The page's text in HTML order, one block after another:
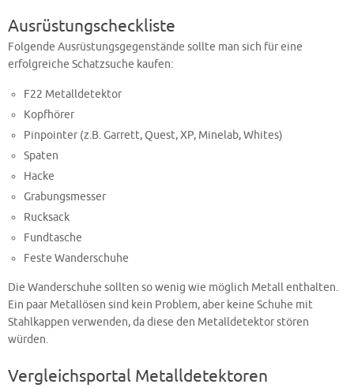
Ausrüstungscheckliste
Folgende Ausrüstungsgegenstände sollte man sich für eine
erfolgreiche Schatzsuche kaufen:
F22 Metalldetektor
Kopfhörer
Pinpointer (z.B. Garrett, Quest, XP, Minelab, Whites)
Spaten
Hacke
Grabungsmesser
Rucksack
Fundtasche
Feste Wanderschuhe
Die Wanderschuhe sollten so wenig wie möglich Metall enthalten.
Ein paar Metallösen sind kein Problem, aber keine Schuhe mit
Stahlkappen verwenden, da diese den Metalldetektor stören
würden.
Vergleichsportal Metalldetektoren